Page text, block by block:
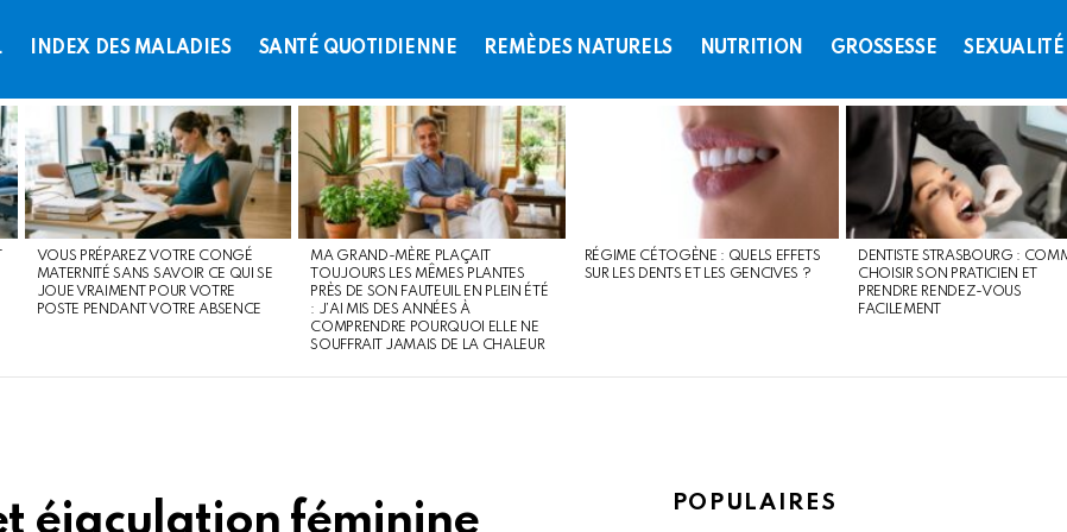
INDEX DES MALADIES SANTÉ QUOTIDIENNE REMÈDES NATURELS NUTRITION GROSSESSE SEXUALITÉ
VOUS PRÉPAREZ VOTRE CONGÉ
MATERNITÉ SANS SAVOIR CE QUI SE
JOUE VRAIMENT POUR VOTRE
POSTE PENDANT VOTRE ABSENCE
MA GRAND-MÈRE PLAÇAIT
TOUJOURS LES MÊMES PLANTES
PRÈS DE SON FAUTEUIL EN PLEIN ÉTÉ
: J’AI MIS DES ANNÉES À
COMPRENDRE POURQUOI ELLE NE
SOUFFRAIT JAMAIS DE LA CHALEUR
RÉGIME CÉTOGÈNE : QUELS EFFETS
SUR LES DENTS ET LES GENCIVES ?
DENTISTE STRASBOURG :
CHOISIR SON PRATICIEN ET
PRENDRE RENDEZ-VOUS
FACILEMENT
éjaculation féminine POPULAIRES